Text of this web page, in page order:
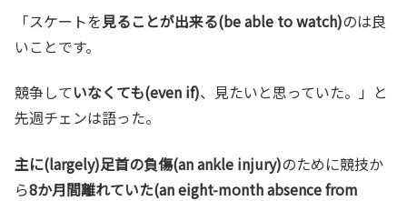
「スケートを見ることが出来る(be able to watch)のは良
いことです。
競争していなくても(even if)、見たいと思っていた。」と
先週チェンは語った。
主に(largely)足首の負傷(an ankle injury)のために競技か
ら8か月間離れていた(an eight-month absence from